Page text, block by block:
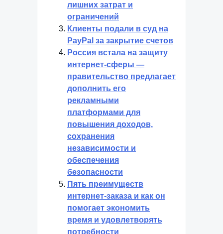
лишних затрат и
ограничений
Клиенты подали в суд на
PayPal за закрытие счетов
Россия встала на защиту
интернет-сферы —
правительство предлагает
дополнить его
рекламными
платформами для
повышения доходов,
сохранения
независимости и
обеспечения
безопасности
Пять преимуществ
интернет-заказа и как он
помогает экономить
время и удовлетворять
потребности